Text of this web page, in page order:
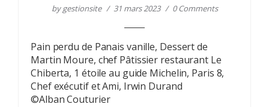
bygestionsite 31 mars 2023 0 Comments
Pain perdu de Panais vanille, Dessert de
Martin Moure, chef Pâtissier restaurant Le
Chiberta, 1 étoile au guide Michelin, Paris 8,
Chef exécutif et Ami, Irwin Durand
©Alban Couturier